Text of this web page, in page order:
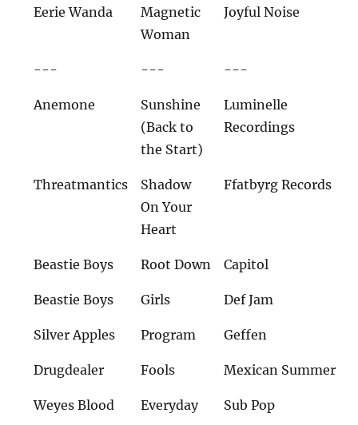
Eerie Wanda
Magnetic
Woman
Joyful Noise
--- --- ---
Anemone
Sunshine
(Back to
the Start)
Luminelle
Recordings
Threatmantics
Shadow
On Your
Heart
Ffatbyrg Records
Beastie Boys Root Down Capitol
Beastie Boys Girls Def Jam
Silver Apples Program Geffen
Drugdealer Fools Mexican Summer
Weyes Blood Everyday Sub Pop